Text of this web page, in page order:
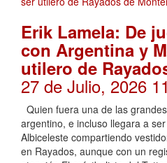
Erik Lamela: De
con Argentina y
utilero de
27 de Julio, 2026
Quien fuera una de las
argentino, e incluso llegara a
Albiceleste compartiendo
en Rayados, aunque con un